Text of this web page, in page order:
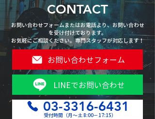
CONTACT
お問い合わせフォームまたはお電話より、お問い合わせ
を受け付けております。
お気軽にご相談ください。専門スタッフが対応します！
お問い合わせフォーム
LINEでお問い合わせ
03-3316-6431
受付時間（月〜土 8:00−17:15）